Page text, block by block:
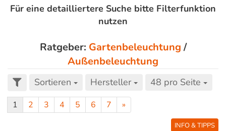
Für eine detailliertere Suche bitte Filterfunktion
nutzen
Ratgeber: Gartenbeleuchtung /
Außenbeleuchtung
Sortieren Hersteller 48 pro Seite
1 2 3 4 5 6 7 »
INFO & TIPPS